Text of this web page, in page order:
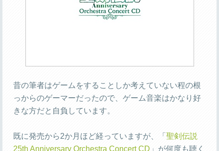
昔の筆者はゲームをすることしか考えていない程の根
っからのゲーマーだったので、ゲーム音楽はかなり好
きな方だと自負しています。
既に発売から2か月ほど経っていますが、「 聖剣伝説
25th Anniversary Orchestra Concert CD 」が何度も聴く